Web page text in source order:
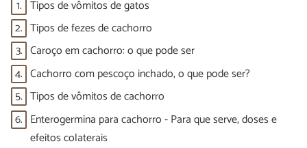
1. Tipos de vômitos de gatos
2. Tipos de fezes de cachorro
3. Caroço em cachorro: o que pode ser
4. Cachorro com pescoço inchado, o que pode ser?
5. Tipos de vômitos de cachorro
6. Enterogermina para cachorro - Para que serve, doses e
efeitos colaterais